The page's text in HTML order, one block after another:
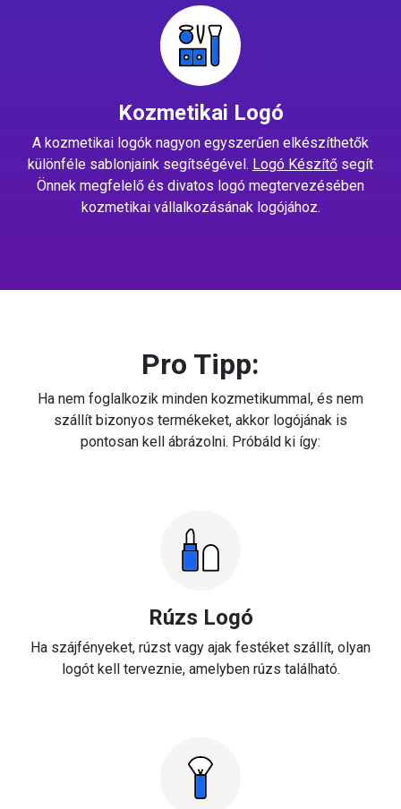
Kozmetikai Logó
A kozmetikai logók nagyon egyszerűen elkészíthetők
különféle sablonjaink segítségével. Logó Készítő segít
Önnek megfelelő és divatos logó megtervezésében
kozmetikai vállalkozásának logójához.
Pro Tipp:
Ha nem foglalkozik minden kozmetikummal, és nem
szállít bizonyos termékeket, akkor logójának is
pontosan kell ábrázolni. Próbáld ki így:
Rúzs Logó
Ha szájfényeket, rúzst vagy ajak festéket szállít, olyan
logót kell terveznie, amelyben rúzs található.